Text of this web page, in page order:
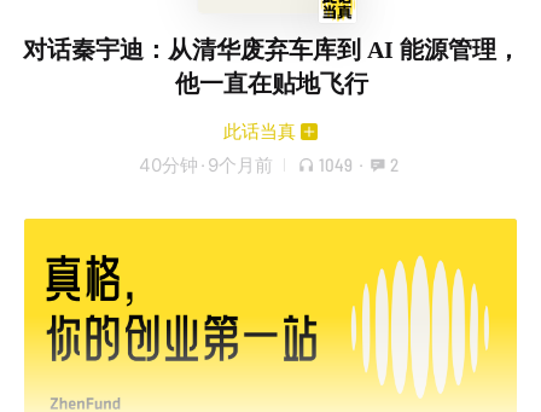
对话秦宇迪：从清华废弃车库到 AI 能源管理，
他一直在贴地飞行
此话当真
40分钟 · 9个月前 1049 · 2